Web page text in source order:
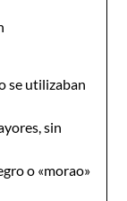
se utilizaban
sin
o «morao»